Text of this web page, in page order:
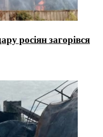
росіян загорівся